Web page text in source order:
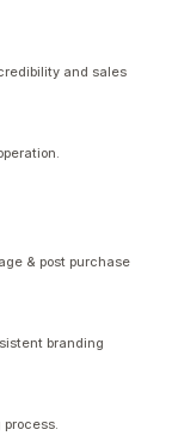
and sales
& post purchase
branding